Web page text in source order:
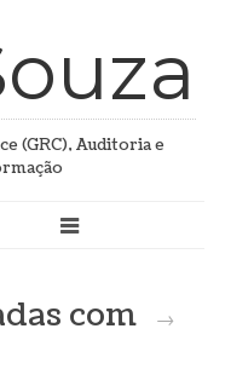
(GRC), Auditoria e
com
→